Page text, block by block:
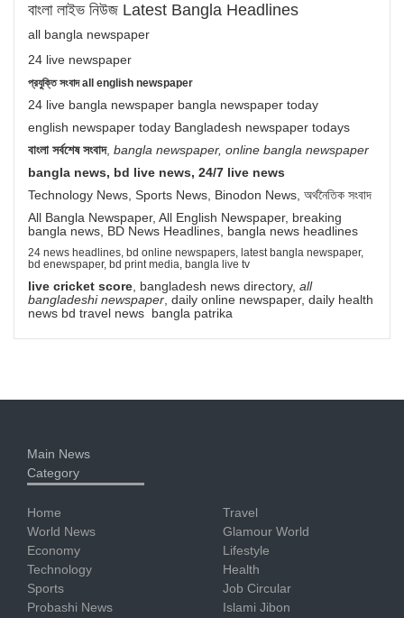
বাংলা লাইভ নিউজ Latest Bangla Headlines
all bangla newspaper
24 live newspaper
প্রযুক্তি সংবাদ all english newspaper
24 live bangla newspaper bangla newspaper today
english newspaper today Bangladesh newspaper todays
বাংলা সর্বশেষ সংবাদ, bangla newspaper, online bangla newspaper
bangla news, bd live news, 24/7 live news
Technology News, Sports News, Binodon News, অর্থনৈতিক সংবাদ
All Bangla Newspaper, All English Newspaper, breaking
bangla news, BD News Headlines, bangla news headlines
24 news headlines, bd online newspapers, latest bangla newspaper,
bd enewspaper, bd print media, bangla live tv
live cricket score, bangladesh news directory, all
bangladeshi newspaper, daily online newspaper, daily health
news bd travel news bangla patrika
Main News
Category
Home
World News
Economy
Technology
Sports
Probashi News
Travel
Glamour World
Lifestyle
Health
Job Circular
Islami Jibon